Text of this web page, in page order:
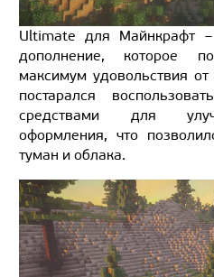
Ultimate для Майнкрафт
дополнение, которое
максимум удовольствия
постарался
средствами для
оформления, что
туман и облака.